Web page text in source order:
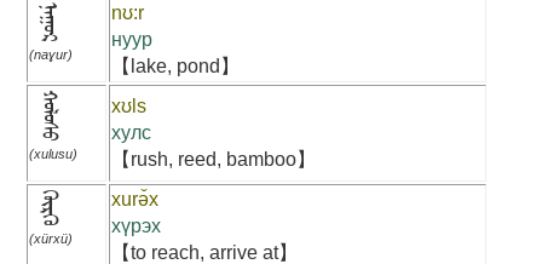
ᠨᠠᠭᠤᠷ
(naɣur)
nʊ:r
нуур
【lake, pond】
ᠬᠤᠯᠤᠰᠤ
(xulusu)
xʊls
хулс
【rush, reed, bamboo】
ᠬᠦᠷᠬᠦ
(xürxü)
xurə̌x
хүрэх
【to reach, arrive at】